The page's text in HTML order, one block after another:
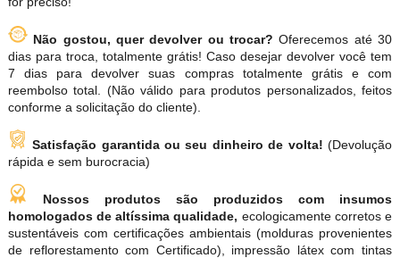
Não gostou, quer devolver ou trocar?Oferecemos até 30
dias para troca, totalmente grátis! Caso desejar devolver você tem
7 dias para devolver suas compras totalmente grátis e com
reembolso total. (Não válido para produtos personalizados, feitos
conforme a solicitação do cliente).
Satisfação garantida ou seu dinheiro de volta!(Devolução
rápida e sem burocracia)
Nossos produtos são produzidos com insumos
homologados de altíssima qualidade, ecologicamente corretos e
sustentáveis com certificações ambientais (molduras provenientes
de reflorestamento com Certificado), impressão látex com tintas